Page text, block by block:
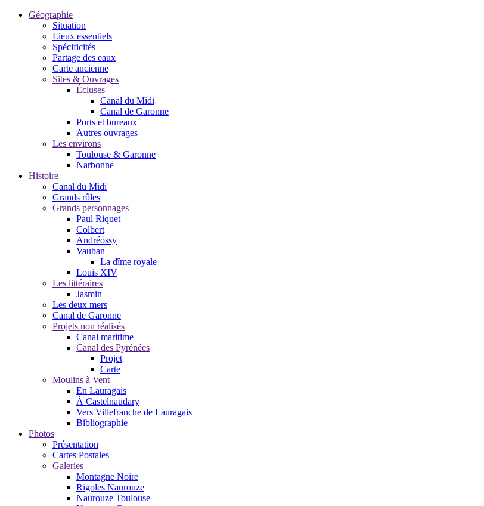
Géographie
Situation
Lieux essentiels
Spécificités
Partage des eaux
Carte ancienne
Sites & Ouvrages
Écluses
Canal du Midi
Canal de Garonne
Ports et bureaux
Autres ouvrages
Les environs
Toulouse & Garonne
Narbonne
Histoire
Canal du Midi
Grands rôles
Grands personnages
Paul Riquet
Colbert
Andréossy
Vauban
La dîme royale
Louis XIV
Les littéraires
Jasmin
Les deux mers
Canal de Garonne
Projets non réalisés
Canal maritime
Canal des Pyrénées
Projet
Carte
Moulins à Vent
En Lauragais
À Castelnaudary
Vers Villefranche de Lauragais
Bibliographie
Photos
Présentation
Cartes Postales
Galeries
Montagne Noire
Rigoles Naurouze
Naurouze Toulouse